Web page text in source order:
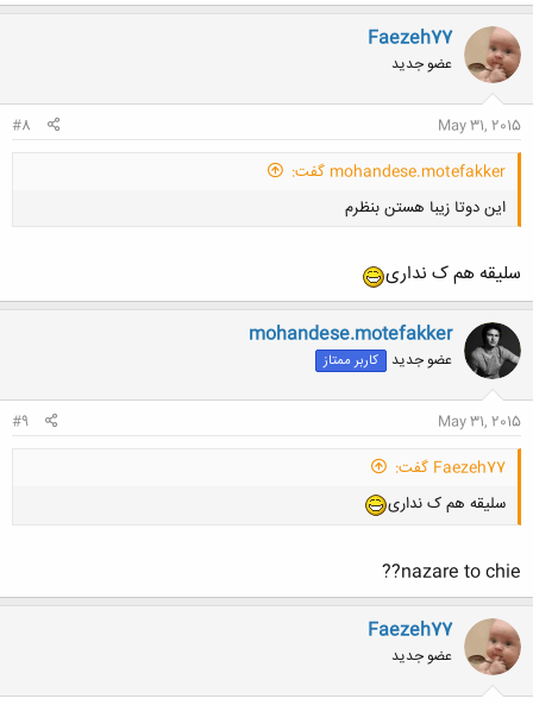
Rio de Janeiro, Brazil
Yangon, Myanmar
Faezeh77
عضو جدید
May 31, 2015
#8
mohandese.motefakker گفت:
این دوتا زیبا هستن بنظرم
کلیک کنید تا باز شود...
سلیقه هم ک نداری
mohandese.motefakker
عضو جدید کاربر ممتاز
May 31, 2015
#9
Faezeh77 گفت:
سلیقه هم ک نداری
nazare to chie??
Faezeh77
عضو جدید